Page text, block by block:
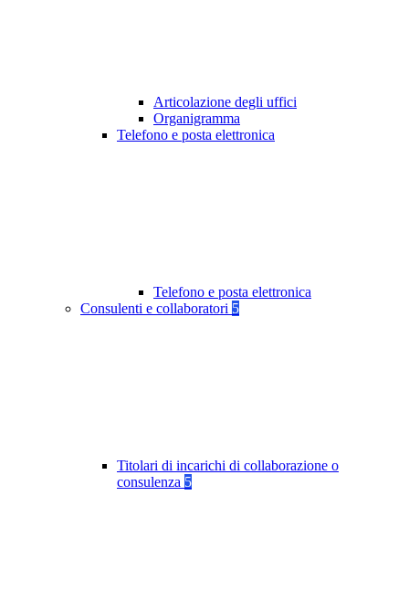
Articolazione degli uffici
Organigramma
Telefono e posta elettronica
Telefono e posta elettronica
Consulenti e collaboratori 5
Titolari di incarichi di collaborazione o
consulenza 5